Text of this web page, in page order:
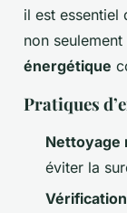
il est essentiel
non
énergétique
Pratiques
Nettoyage
éviter la